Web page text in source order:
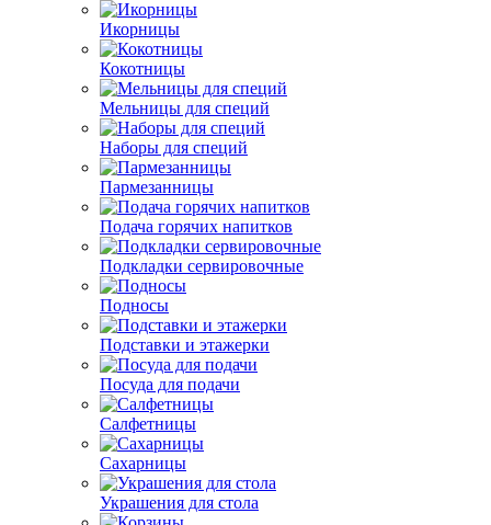
Икорницы
Кокотницы
Мельницы для специй
Наборы для специй
Пармезанницы
Подача горячих напитков
Подкладки сервировочные
Подносы
Подставки и этажерки
Посуда для подачи
Салфетницы
Сахарницы
Украшения для стола